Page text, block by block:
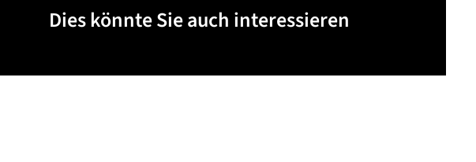
Dies könnte Sie auch interessieren